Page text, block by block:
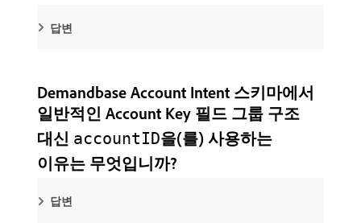
답변
Demandbase Account Intent 스키마에서
일반적인 Account Key 필드 그룹 구조
대신 accountID을(를) 사용하는
이유는 무엇입니까?
답변